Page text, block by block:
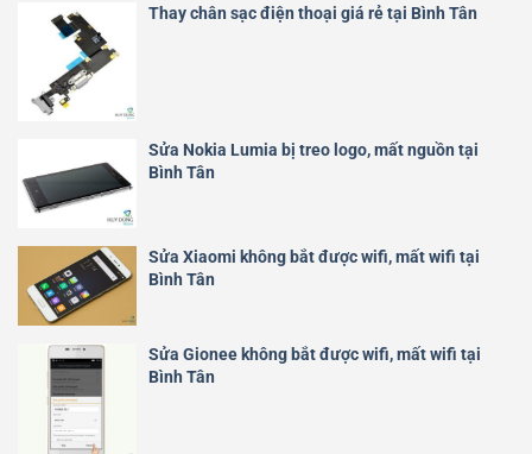
Thay chân sạc điện thoại giá rẻ tại Bình Tân
Sửa Nokia Lumia bị treo logo, mất nguồn tại
Bình Tân
Sửa Xiaomi không bắt được wifi, mất wifi tại
Bình Tân
Sửa Gionee không bắt được wifi, mất wifi tại
Bình Tân